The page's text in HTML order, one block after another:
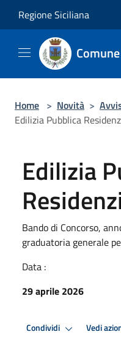
Regione Siciliana
Home > Novità >
Edilizia Pubblica
Edilizia
Bando di Concorso,
graduatoria generale
Data :
29 aprile 2026
Condividi Vedi